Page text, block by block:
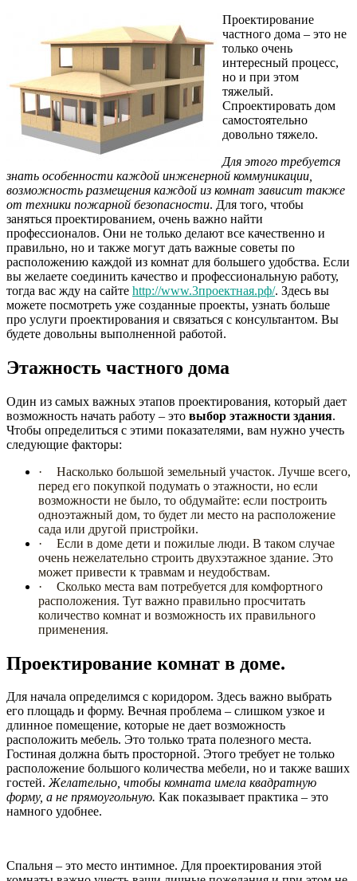
Проектирование
частного дома – это не
только очень
интересный процесс,
но и при этом
тяжелый.
Спроектировать дом
самостоятельно
довольно тяжело.
Для этого требуется
знать особенности каждой инженерной коммуникации,
возможность размещения каждой из комнат зависит также
от техники пожарной безопасности. Для того, чтобы
заняться проектированием, очень важно найти
профессионалов. Они не только делают все качественно и
правильно, но и также могут дать важные советы по
расположению каждой из комнат для большего удобства. Если
вы желаете соединить качество и профессиональную работу,
тогда вас жду на сайте http://www.3проектная.рф/. Здесь вы
можете посмотреть уже созданные проекты, узнать больше
про услуги проектирования и связаться с консультантом. Вы
будете довольны выполненной работой.
Этажность частного дома
Один из самых важных этапов проектирования, который дает
возможность начать работу – это выбор этажности здания.
Чтобы определиться с этими показателями, вам нужно учесть
следующие факторы:
·
Насколько большой земельный участок. Лучше всего,
перед его покупкой подумать о этажности, но если
возможности не было, то обдумайте: если построить
одноэтажный дом, то будет ли место на расположение
сада или другой пристройки.
·
Если в доме дети и пожилые люди. В таком случае
очень нежелательно строить двухэтажное здание. Это
может привести к травмам и неудобствам.
·
Сколько места вам потребуется для комфортного
расположения. Тут важно правильно просчитать
количество комнат и возможность их правильного
применения.
Проектирование комнат в доме.
Для начала определимся с коридором. Здесь важно выбрать
его площадь и форму. Вечная проблема – слишком узкое и
длинное помещение, которые не дает возможность
расположить мебель. Это только трата полезного места.
Гостиная должна быть просторной. Этого требует не только
расположение большого количества мебели, но и также ваших
гостей.Желательно, чтобы комната имела квадратную
форму, а не прямоугольную. Как показывает практика – это
намного удобнее.
Спальня – это место интимное. Для проектирования этой